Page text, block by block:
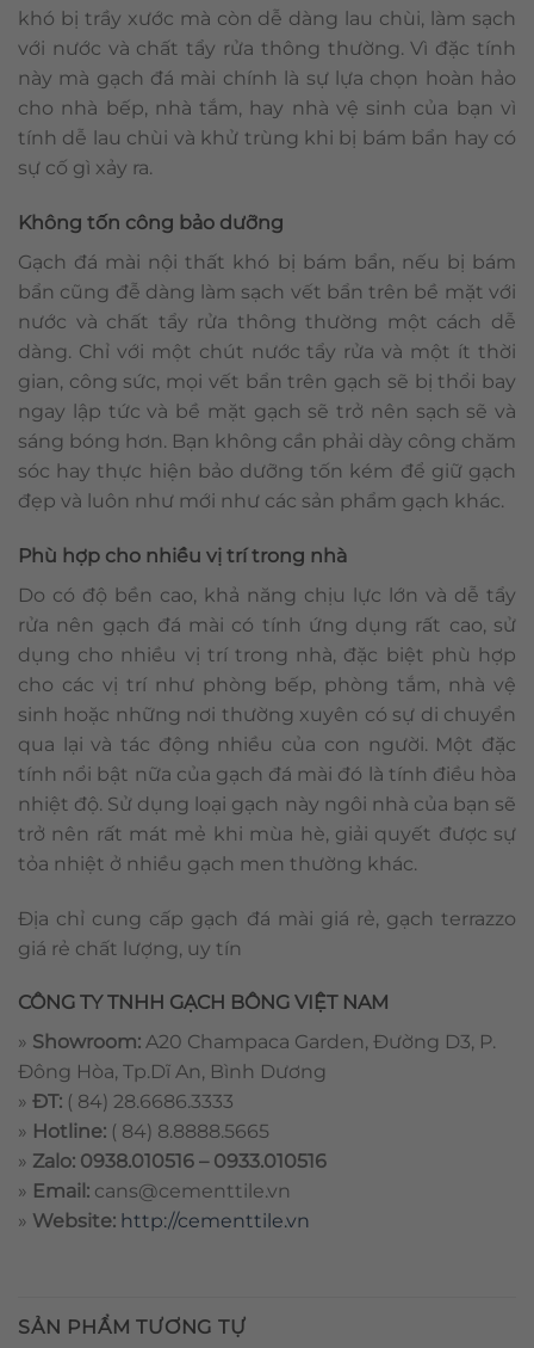
khó bị trầy xước mà còn dễ dàng lau chùi, làm sạch
với nước và chất tẩy rửa thông thường. Vì đặc tính
này mà gạch đá mài chính là sự lựa chọn hoàn hảo
cho nhà bếp, nhà tắm, hay nhà vệ sinh của bạn vì
tính dễ lau chùi và khử trùng khi bị bám bẩn hay có
sự cố gì xảy ra.
Không tốn công bảo dưỡng
Gạch đá mài nội thất khó bị bám bẩn, nếu bị bám
bẩn cũng đễ dàng làm sạch vết bẩn trên bề mặt với
nước và chất tẩy rửa thông thường một cách dễ
dàng. Chỉ với một chút nước tẩy rửa và một ít thời
gian, công sức, mọi vết bẩn trên gạch sẽ bị thổi bay
ngay lập tức và bề mặt gạch sẽ trở nên sạch sẽ và
sáng bóng hơn. Bạn không cần phải dày công chăm
sóc hay thực hiện bảo dưỡng tốn kém để giữ gạch
đẹp và luôn như mới như các sản phẩm gạch khác.
Phù hợp cho nhiều vị trí trong nhà
Do có độ bền cao, khả năng chịu lực lớn và dễ tẩy
rửa nên gạch đá mài có tính ứng dụng rất cao, sử
dụng cho nhiều vị trí trong nhà, đặc biệt phù hợp
cho các vị trí như phòng bếp, phòng tắm, nhà vệ
sinh hoặc những nơi thường xuyên có sự di chuyển
qua lại và tác động nhiều của con người. Một đặc
tính nổi bật nữa của gạch đá mài đó là tính điều hòa
nhiệt độ. Sử dụng loại gạch này ngôi nhà của bạn sẽ
trở nên rất mát mẻ khi mùa hè, giải quyết được sự
tỏa nhiệt ở nhiều gạch men thường khác.
Địa chỉ cung cấp gạch đá mài giá rẻ, gạch terrazzo
giá rẻ chất lượng, uy tín
CÔNG TY TNHH GẠCH BÔNG VIỆT NAM
» Showroom: A20 Champaca Garden, Đường D3, P.
Đông Hòa, Tp.Dĩ An, Bình Dương
» ĐT: ( 84) 28.6686.3333
» Hotline: ( 84) 8.8888.5665
» Zalo: 0938.010516 – 0933.010516
» Email: cans@cementtile.vn
» Website: http://cementtile.vn
SẢN PHẨM TƯƠNG TỰ